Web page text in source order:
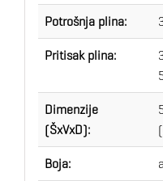
Potrošnja plina:
Pritisak plina:
Dimenzije
(ŠxVxD):
Boja: